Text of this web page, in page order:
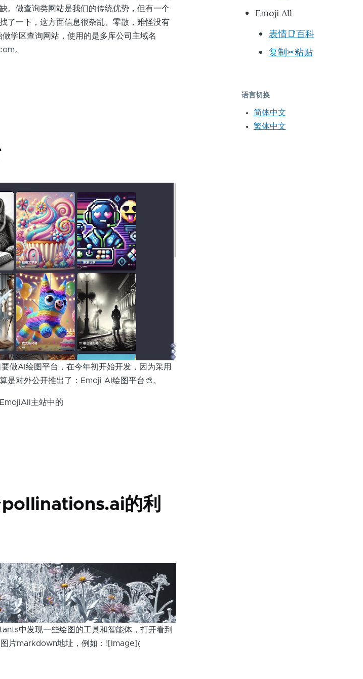
。做查询类网站是我们的传统优势，但有一个
了一下，这方面信息很杂乱、零散，难怪没有
学区查询网站，使用的是多库公司主域名
。
做AI绘图平台，在今年初开始开发，因为采用
是对外公开推出了：Emoji AI绘图平台🎨。
主站中的
pollinations.ai的利
中发现一些绘图的工具和智能体，打开看到
片markdown地址，例如：![Image](
Emoji All
表情📑百科
复制✂粘贴
语言切换
简体中文
繁体中文